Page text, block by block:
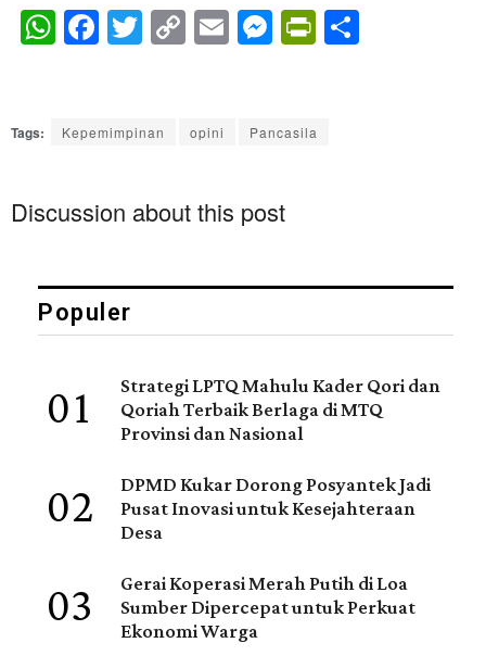
W
h
s
p
p
F
a
e
o
o
T
wi
er
C
o
y
n
k
E
m
M
e
e
g
er
Pr
in
ri
Tags: Kepemimpinan opini Pancasila
Discussion about this post
Populer
01 Strategi LPTQ Mahulu Kader Qori dan
Qoriah Terbaik Berlaga di MTQ
Provinsi dan Nasional
02 DPMD Kukar Dorong Posyantek Jadi
Pusat Inovasi untuk Kesejahteraan
Desa
03 Gerai Koperasi Merah Putih di Loa
Sumber Dipercepat untuk Perkuat
Ekonomi Warga